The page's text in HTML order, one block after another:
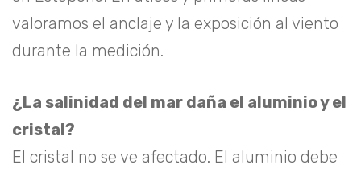
valoramos el anclaje y la exposición al viento
durante la medición.
¿La salinidad del mar daña el aluminio y el
cristal?
El cristal no se ve afectado. El aluminio debe